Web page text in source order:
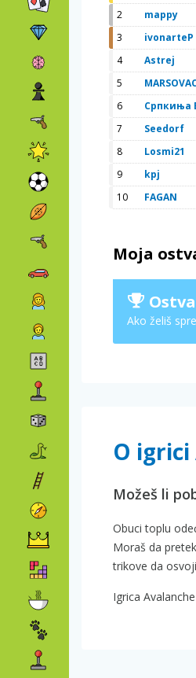
2
mappy
3
ivonarteP
4
Astrej
5
6
Српкиња
7
Seedorf
8
Losmi21
9
kpj
10
FAGAN
Moja
Ako želiš
O
Možeš li
Obuci toplu
Moraš da
trikove da
Igrica